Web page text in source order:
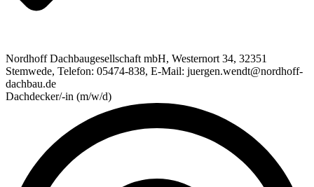
Nordhoff Dachbaugesellschaft mbH, Westernort 34, 32351
Stemwede, Telefon: 05474-838, E-Mail: juergen.wendt@nordhoff-
dachbau.de
Dachdecker/-in (m/w/d)